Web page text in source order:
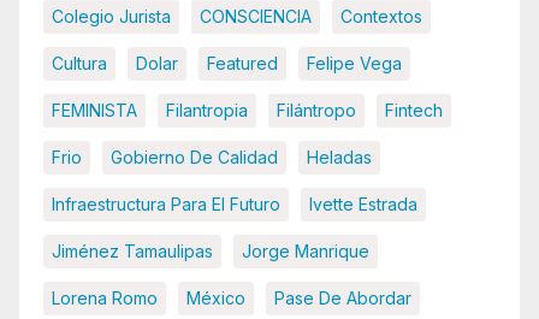
Colegio Jurista CONSCIENCIA Contextos
Cultura Dolar Featured Felipe Vega
FEMINISTA Filantropia Filántropo Fintech
Frio Gobierno De Calidad Heladas
Infraestructura Para El Futuro Ivette Estrada
Jiménez Tamaulipas Jorge Manrique
Lorena Romo México Pase De Abordar